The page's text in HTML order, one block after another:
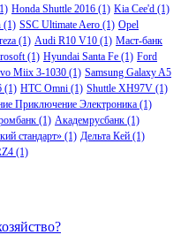
Honda Shuttle 2016 (1) Kia Cee'd (1)
(1) SSC Ultimate Aero (1) Opel
(1) Audi R10 V10 (1) Маст-банк
(1) Hyundai Santa Fe (1) Ford
Miix 3-1030 (1) Samsung Galaxy A5
(1) HTC Omni (1) Shuttle XH97V (1)
Приключение Электроника (1)
(1) Академрусбанк (1)
стандарт» (1) Дельта Кей (1)
(1)